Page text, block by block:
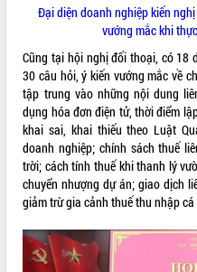
Lễ truy tặng danh hiệu “Bà Mẹ Việt
Nam Anh hùng” và trao Huân chương
UBND tỉnh Đắk Lắk triển khai nhiệm
vụ 6 tháng cuối năm 2026
Kỳ họp thứ Hai, Hội đồng nhân dân
tỉnh khóa XI quyết nghị nhiều nội dung
quan trọng
Bí thư Tỉnh ủy Lương Nguyễn Minh
Triết thăm, tặng quà người có công với
cách mạng
Rà soát, hoàn thiện hệ thống thiết chế
văn hóa, thể thao đáp ứng yêu cầu
phát triển mới
ALBUM ẢNH
LIÊN KẾT WEB
Đại diện doanh nghiệp kiến
vướng mắc khi
Cũng tại hội nghị đối thoại, có 18
30 câu hỏi, ý kiến vướng mắc về
tập trung vào những nội dung
dụng hóa đơn điện tử, thời điểm
khai sai, khai thiếu theo Luật
doanh nghiệp; chính sách thuế
trời; cách tính thuế khi thanh lý
chuyển nhượng dự án; giao dịch
giảm trừ gia cảnh thuế thu nhập